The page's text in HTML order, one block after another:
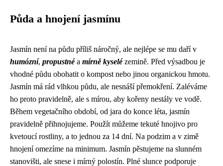
Půda a hnojení jasmínu
Jasmín není na půdu příliš náročný, ale nejlépe se mu daří v
humózní, propustnéa mírně kyselézemině. Před výsadbou je
vhodné půdu obohatit o kompost nebo jinou organickou hmotu.
Jasmín má rád vlhkou půdu, ale nesnáší přemokření. Zaléváme
ho proto pravidelně, ale s mírou, aby kořeny nestály ve vodě.
Během vegetačního období, od jara do konce léta, jasmín
pravidelně přihnojujeme. Použít můžeme tekuté hnojivo pro
kvetoucí rostliny, a to jednou za 14 dní. Na podzim a v zimě
hnojení omezíme na minimum. Jasmín pěstujeme na slunném
stanovišti, ale snese i mírný polostín. Plné slunce podporuje